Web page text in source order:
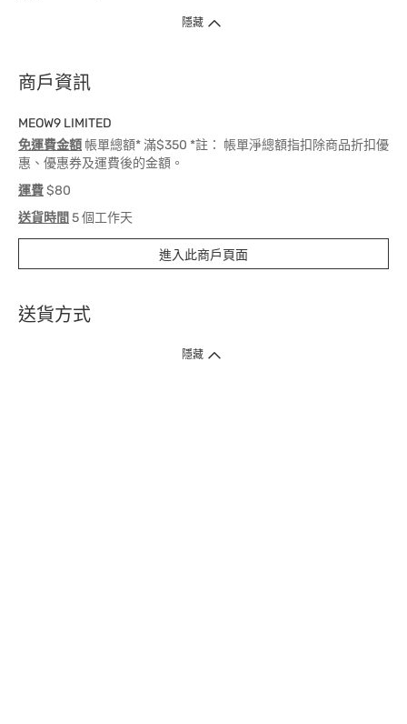
隱藏
商戶資訊
MEOW9 LIMITED
免運費金額 帳單總額* 滿$350 *註： 帳單淨總額指扣除商品折扣優
惠、優惠券及運費後的金額。
運費$80
送貨時間 5 個工作天
進入此商戶頁面
送貨方式
1. 送貨到府（受衛生署條例規管產品除外 ）
隱藏